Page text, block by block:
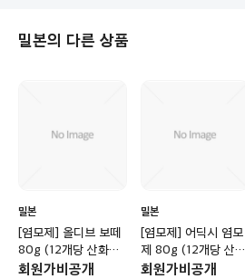
밀본의 다른 상품
밀본
[염모제] 올디브 보떼
80g (12개당 산화제
포함)
회원가비공개
밀본
[염모제] 어딕시 염모
제 80g (12개당 산화
제 포함)
회원가비공개